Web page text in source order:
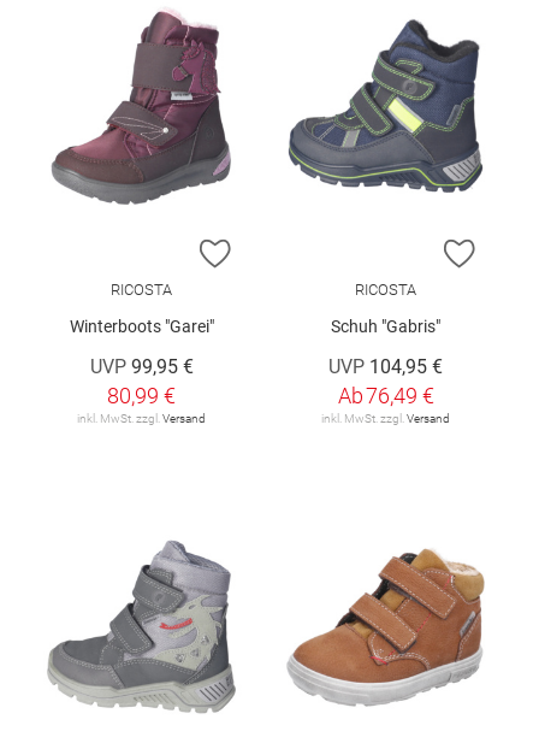
ZUR WUNSCHLISTE HINZUFÜGEN
RICOSTA
Winterboots "Garei"
UVP 99,95 €
80,99 €
inkl. MwSt. zzgl. Versand
ZUR
RICOSTA
Schuh "Gabris"
UVP 104,95 €
Ab76,49 €
inkl. MwSt. zzgl. Versand